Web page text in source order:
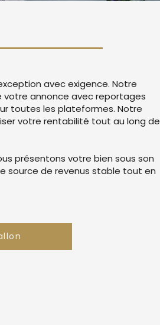
avec exigence. Notre
votre annonce avec reportages
toutes les plateformes. Notre
votre rentabilité tout au long de
présentons votre bien sous son
source de revenus stable tout en